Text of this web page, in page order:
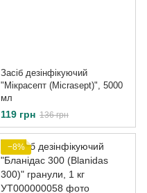
Засіб дезінфікуючий
"Мікрасепт (Micrasept)", 5000
мл
119 грн 136 грн
−8%